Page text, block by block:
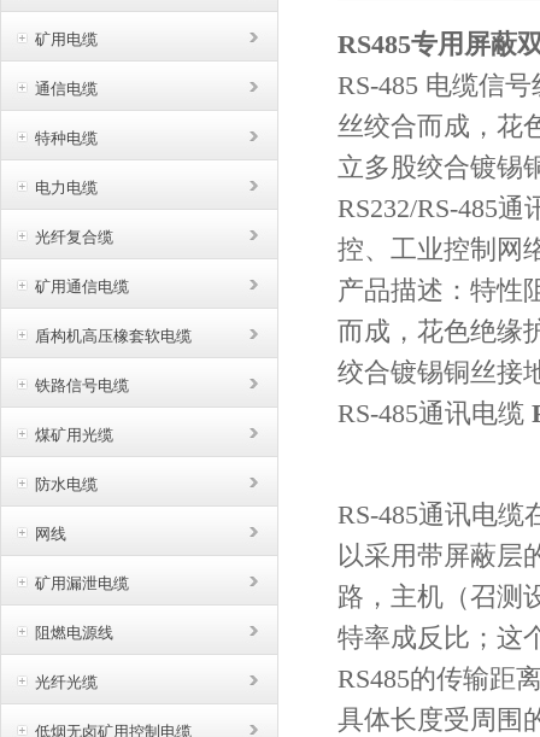
矿用电缆
通信电缆
特种电缆
电力电缆
光纤复合缆
矿用通信电缆
盾构机高压橡套软电缆
铁路信号电缆
煤矿用光缆
防水电缆
网线
矿用漏泄电缆
阻燃电源线
光纤光缆
低烟无卤矿用控制电缆
RS485专用屏蔽
RS-485 电缆信
丝绞合而成，花
立多股绞合镀锡
RS232/RS-485
控、工业控制网
产品描述：特性
而成，花色绝缘
绞合镀锡铜丝接
RS-485通讯电缆
RS-485通讯电
以采用带屏蔽层
路，主机（召测
特率成反比；这
RS485的传输距
具体长度受周围